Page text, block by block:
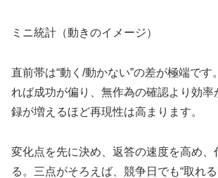
ミニ統計（動きのイメージ）
直前帯は“動く/動かない”の差が極端です
れば成功が偏り、無作為の確認より効率
録が増えるほど再現性は高まります。
変化点を先に決め、返答の速度を高め、
る。三点がそろえば、競争日でも“取れ